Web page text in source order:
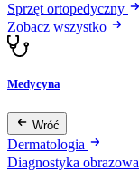
Sprzęt ortopedyczny
Zobacz wszystko
Medycyna
Wróć
Dermatologia
Diagnostyka obrazowa